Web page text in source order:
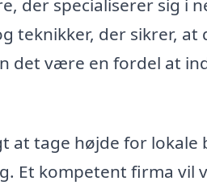
der specialiserer sig i
teknikker, der sikrer,
det være en fordel at
at tage højde for
Et kompetent firma vil